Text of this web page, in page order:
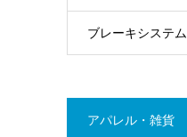
ブレーキシステム
アパレル・雑貨